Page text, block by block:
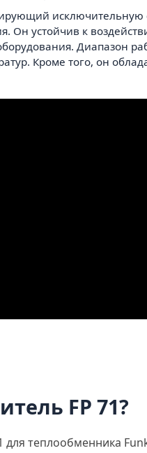
Он устойчив к
Диапазон
Кроме того, он
FP 71?
для теплообменника